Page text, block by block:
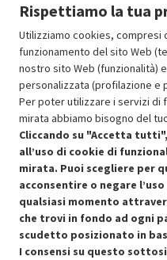
SCONTO
Approfitta dello sconto del
Condizioni generali di
Cookie Policy
Rispettiamo la tua
Utilizziamo cookies,
funzionamento del sito Web
nostro sito Web (funzionalità)
personalizzata (profilazione e
Per poter utilizzare i servizi di
mirata abbiamo bisogno del
Cliccando su "Accetta
all’uso di cookie di
mirata. Puoi scegliere per
acconsentire o negare
qualsiasi momento
che trovi in fondo ad ogni
scudetto posizionato in
I consensi su questo